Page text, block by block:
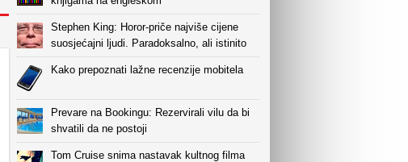
Stephen King: Horor-priče najviše cijene
suosjećajni ljudi. Paradoksalno, ali istinito
Kako prepoznati lažne recenzije mobitela
Prevare na Bookingu: Rezervirali vilu da bi
shvatili da ne postoji
Tom Cruise snima nastavak kultnog filma